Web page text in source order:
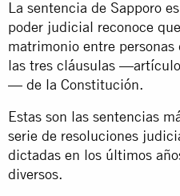
La sentencia de Sapporo
poder judicial reconoce
matrimonio entre personas
las tres cláusulas
— de la Constitución.
Estas son las sentencias
serie de resoluciones
dictadas en los últimos
diversos.